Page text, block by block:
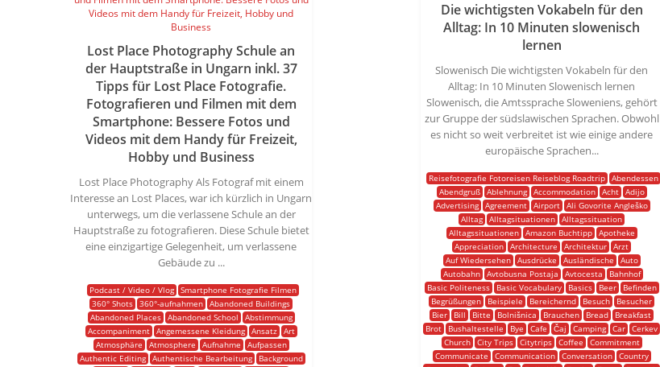
Lost Place Photography Schule an
der Hauptstraße in Ungarn inkl. 37
Tipps für Lost Place Fotografie.
Fotografieren und Filmen mit dem
Smartphone: Bessere Fotos und
Videos mit dem Handy für Freizeit,
Hobby und Business
Lost Place Photography Als Fotograf mit einem
Interesse an Lost Places, war ich kürzlich in Ungarn
unterwegs, um die verlassene Schule an der
Hauptstraße zu fotografieren. Diese Schule bietet
eine einzigartige Gelegenheit, um verlassene
Gebäude zu ...
Podcast / Video / Vlog Smartphone Fotografie Filmen
360° Shots 360°-aufnahmen Abandoned Buildings
Abandoned Places
Abandoned School
Abstimmung
Accompaniment
Angemessene Kleidung Ansatz
Art
Atmosphäre
Atmosphere Aufnahme
Aufpassen
Authentic Editing
Authentische Bearbeitung
Background
Die wichtigsten Vokabeln für den
Alltag: In 10 Minuten slowenisch
lernen
Slowenisch Die wichtigsten Vokabeln für den
Alltag: In 10 Minuten Slowenisch lernen
Slowenisch, die Amtssprache Sloweniens, gehört
zur Gruppe der südslawischen Sprachen. Obwohl
es nicht so weit verbreitet ist wie einige andere
europäische Sprachen...
Reisefotografie Fotoreisen Reiseblog Roadtrip Abendessen
Abendgruß
Ablehnung Accommodation Acht
Adijo
Advertising
Agreement Airport
Ali Govorite Angleško
Alltag Alltagsituationen Alltagssituation
Alltagssituationen
Amazon Buchtipp
Apotheke
Appreciation Architecture Architektur Arzt
Auf Wiedersehen
Ausdrücke Ausländische
Auto
Autobahn
Avtobusna Postaja Avtocesta
Bahnhof
Basic Politeness
Basic Vocabulary Basics Beer
Befinden
Begrüßungen
Beispiele Bereichernd Besuch
Besucher
Bier
Bill Bitte Bolnišnica Brauchen Bread
Breakfast
Brot
Bushaltestelle Bye Cafe Čaj Camping Car Cerkev
Church
City Trips Citytrips Coffee
Commitment
Communicate
Communication Conversation
Country